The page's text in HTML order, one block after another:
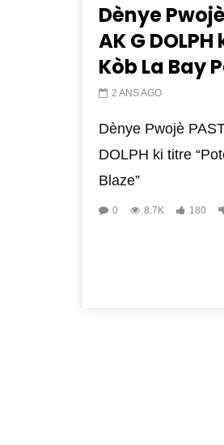
Dènye Pwojè
AK G
Kòb La Bay
2 ANS AGO
Dènye Pwojè
DOLPH ki titre
Blaze”
0 8.7K 180